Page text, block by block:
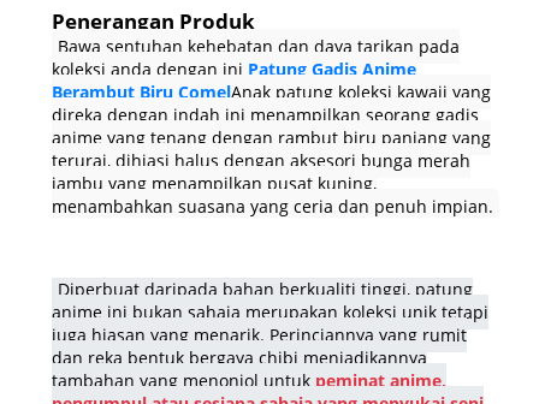
Penerangan Produk
Bawa sentuhan kehebatan dan daya tarikan pada
koleksi anda dengan ini Patung Gadis Anime
Berambut Biru ComelAnak patung koleksi kawaii yang
direka dengan indah ini menampilkan seorang gadis
anime yang tenang dengan rambut biru panjang yang
terurai, dihiasi halus dengan aksesori bunga merah
jambu yang menampilkan pusat kuning,
menambahkan suasana yang ceria dan penuh impian.
Diperbuat daripada bahan berkualiti tinggi, patung
anime ini bukan sahaja merupakan koleksi unik tetapi
juga hiasan yang menarik. Perinciannya yang rumit
dan reka bentuk bergaya chibi menjadikannya
tambahan yang menonjol untuk peminat anime,